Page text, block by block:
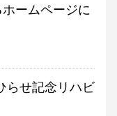
ームページに
せ記念リハビ